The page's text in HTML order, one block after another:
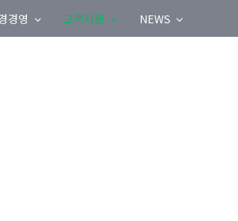
경영 고객지원 NEWS